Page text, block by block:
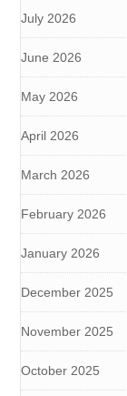
July 2026
June 2026
May 2026
April 2026
March 2026
February 2026
January 2026
December 2025
November 2025
October 2025